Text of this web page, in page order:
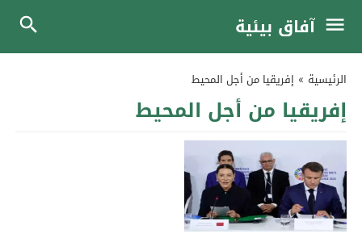
آفاق بيئية
الرئيسية » إفريقيا من أجل المحيط
إفريقيا من أجل المحيط